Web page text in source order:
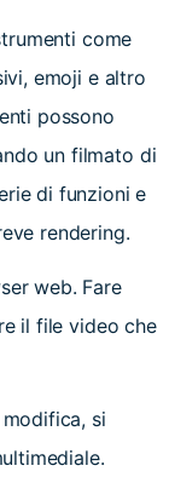
come
emoji e altro
possono
un filmato di
di funzioni e
rendering.
web. Fare
il file video che
si